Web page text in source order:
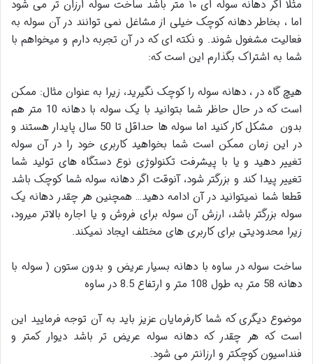
مثلا اگر دهانه سوله ای ۱۰ متر باشد ساخت سوله ارزان تر می شود
اما ، بخاطر دهانه کوچک خیلی از مشاغل نمی توانند در آن سوله به
فعالیت مشغول شوند. و نکته ای که در آن تجربه دارم و میخواهم با
شما به اشتراک بگذارم این است که:
هیچ گاه در ، دهانه سوله را کوچک نگیرید، زیرا به عنوان مثال: ممکن
است که در حال حاظر شما بتوانید با یک سوله با دهانه 10 متر هم
بدون مشکل کار کنید اما سوله ها حداقل تا 50 سال پایدار هستند و
در این زمان ممکن است شما بخواهید کاربری خود را در آن سوله
تغییر دهید و یا با پیشرفت تکنولوژی نوع دستگاه های تولید شما
تغییر پیدا کند و بزرگتر شود، آنوقت اگر دهانه سوله شما کوچک باشد
قطعا شما نمیتوانید در آن ادامه دهید… همچنین هر چقدر دهانه یک
سوله بزرگتر باشد، ارزش آن سوله برای فروش و یا اجاره بالاتر میرود،
زیرا محدودیتی برای کاربری های مختلف ایجاد نمیکند.
ساخت سوله در ساوه با دهانه بسیار عریض و بدون ستون ( سوله با
دهانه 58 متر به طول 108 متر و ارتفاع 8.5 در ساوه
موضوع دیگری که شما کارفرمایان عزیز باید به آن توجه فرمایید این
است که هر چقدر که دهانه سوله عریض تر باشد دیوار کمتر و
فنداسیون کوچکتر و ارزانتر می شود.